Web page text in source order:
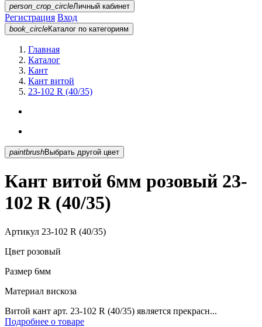
person_crop_circleЛичный кабинет
Регистрация Вход
book_circleКаталог по категориям
Главная
Каталог
Кант
Кант витой
23-102 R (40/35)
paintbrush Выбрать другой цвет
Кант витой 6мм розовый 23-
102 R (40/35)
Артикул 23-102 R (40/35)
Цвет розовый
Размер 6мм
Материал вискоза
Витой кант арт. 23-102 R (40/35) является прекрасн...
Подробнее о товаре